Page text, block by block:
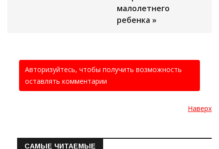
малолетнего
ребенка »
Авторизуйтесь, чтобы получить возможность
оставлять комментарии
Наверх
САМЫЕ ЧИТАЕМЫЕ